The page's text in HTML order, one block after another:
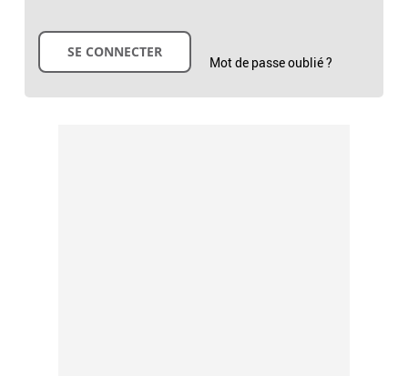
Mot de passe oublié ?